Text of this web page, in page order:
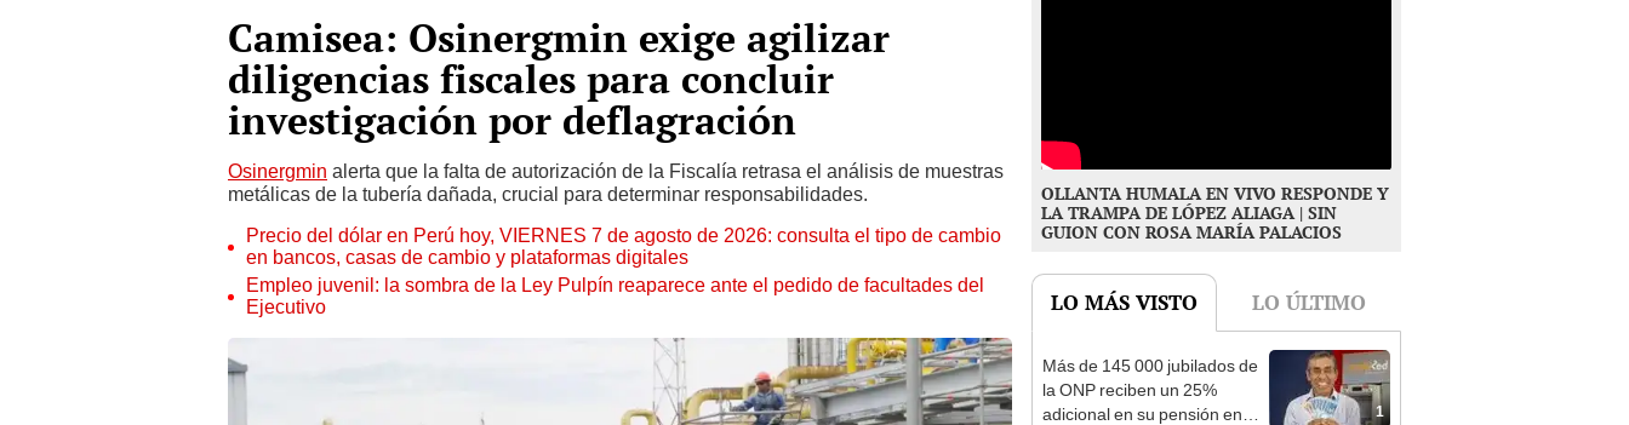
Camisea: Osinergmin exige agilizar
diligencias fiscales para concluir
investigación por deflagración
Osinergmin alerta que la falta de autorización de la Fiscalía retrasa el análisis de muestras
metálicas de la tubería dañada, crucial para determinar responsabilidades.
Precio del dólar en Perú hoy, VIERNES 7 de agosto de 2026: consulta el tipo de cambio
en bancos, casas de cambio y plataformas digitales
Empleo juvenil: la sombra de la Ley Pulpín reaparece ante el pedido de facultades del
Ejecutivo
OLLANTA HUMALA EN VIVO RESPONDE Y
LA TRAMPA DE LÓPEZ ALIAGA | SIN
GUION CON ROSA MARÍA PALACIOS
LO MÁS VISTO LO ÚLTIMO
1
Más de 145 000 jubilados de
la ONP reciben un 25%
adicional en su pensión en